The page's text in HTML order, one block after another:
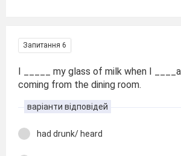
Запитання 6
I _____ my glass of milk when I
coming from the dining room.
варіанти відповідей
had drunk/ heard